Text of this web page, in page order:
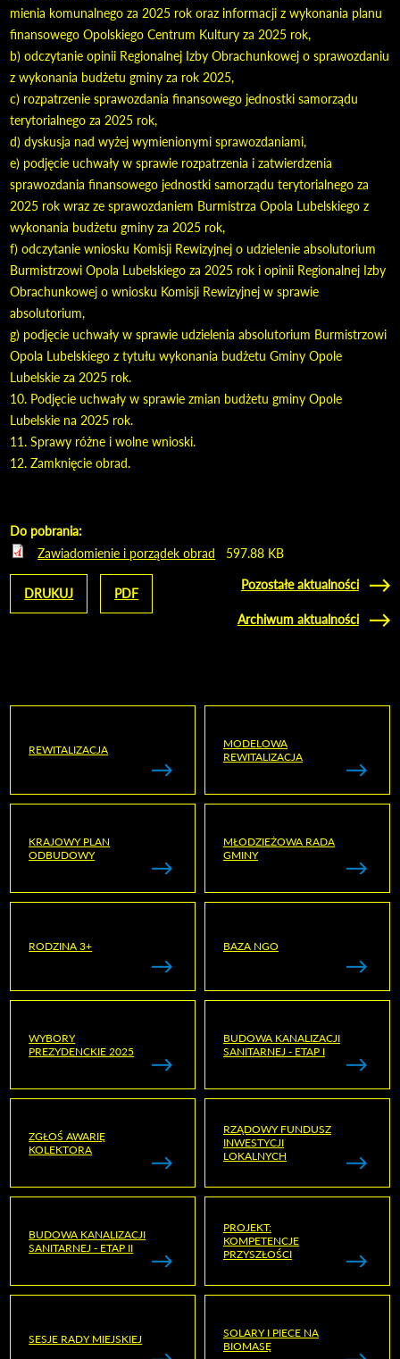
mienia komunalnego za 2025 rok oraz informacji z wykonania planu
finansowego Opolskiego Centrum Kultury za 2025 rok,
b) odczytanie opinii Regionalnej Izby Obrachunkowej o sprawozdaniu
z wykonania budżetu gminy za rok 2025,
c) rozpatrzenie sprawozdania finansowego jednostki samorządu
terytorialnego za 2025 rok,
d) dyskusja nad wyżej wymienionymi sprawozdaniami,
e) podjęcie uchwały w sprawie rozpatrzenia i zatwierdzenia
sprawozdania finansowego jednostki samorządu terytorialnego za
2025 rok wraz ze sprawozdaniem Burmistrza Opola Lubelskiego z
wykonania budżetu gminy za 2025 rok,
f) odczytanie wniosku Komisji Rewizyjnej o udzielenie absolutorium
Burmistrzowi Opola Lubelskiego za 2025 rok i opinii Regionalnej Izby
Obrachunkowej o wniosku Komisji Rewizyjnej w sprawie
absolutorium,
g) podjęcie uchwały w sprawie udzielenia absolutorium Burmistrzowi
Opola Lubelskiego z tytułu wykonania budżetu Gminy Opole
Lubelskie za 2025 rok.
10. Podjęcie uchwały w sprawie zmian budżetu gminy Opole
Lubelskie na 2025 rok.
11. Sprawy różne i wolne wnioski.
12. Zamknięcie obrad.
Do pobrania:
Zawiadomienie i porządek obrad
597.88 KB
DRUKUJ PDF
Pozostałe aktualności
Archiwum aktualności
REWITALIZACJA
MODELOWA
REWITALIZACJA
KRAJOWY PLAN
ODBUDOWY
MŁODZIEŻOWA RADA
GMINY
RODZINA 3+ BAZA NGO
WYBORY
PREZYDENCKIE 2025
BUDOWA KANALIZACJI
SANITARNEJ - ETAP I
ZGŁOŚ AWARIĘ
KOLEKTORA
RZĄDOWY FUNDUSZ
INWESTYCJI
LOKALNYCH
BUDOWA KANALIZACJI
SANITARNEJ - ETAP II
PROJEKT:
KOMPETENCJE
PRZYSZŁOŚCI
SESJE RADY MIEJSKIEJ
SOLARY I PIECE NA
BIOMASĘ